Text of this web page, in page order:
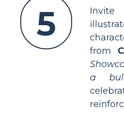
5
from
a